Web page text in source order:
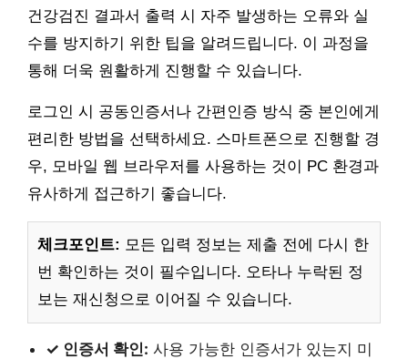
건강검진 결과서 출력 시 자주 발생하는 오류와 실
수를 방지하기 위한 팁을 알려드립니다. 이 과정을
통해 더욱 원활하게 진행할 수 있습니다.
로그인 시 공동인증서나 간편인증 방식 중 본인에게
편리한 방법을 선택하세요. 스마트폰으로 진행할 경
우, 모바일 웹 브라우저를 사용하는 것이 PC 환경과
유사하게 접근하기 좋습니다.
체크포인트: 모든 입력 정보는 제출 전에 다시 한
번 확인하는 것이 필수입니다. 오타나 누락된 정
보는 재신청으로 이어질 수 있습니다.
✓ 인증서 확인: 사용 가능한 인증서가 있는지 미